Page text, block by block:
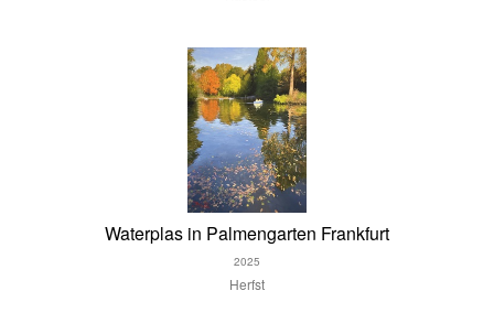
Waterplas in Palmengarten Frankfurt
2025
Herfst